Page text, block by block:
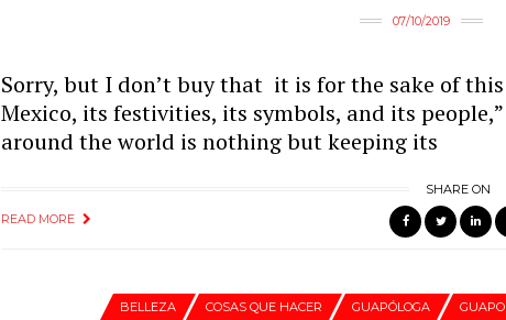
07/10/2019
Sorry, but I don’t buy that it is for the sake of
Mexico, its festivities, its symbols, and its
around the world is nothing but keeping its
READ MORE
SHARE ON
BELLEZA COSAS QUE HACER GUAPÓLOGA